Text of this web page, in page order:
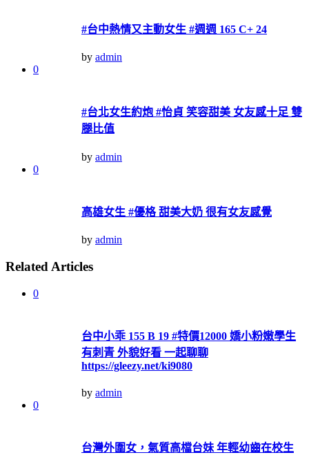
#台中熱情又主動女生 #週週 165 C+ 24
by admin
0
#台北女生約炮 #怡貞 笑容甜美 女友感十足 雙
腿比值
by admin
0
高雄女生 #優格 甜美大奶 很有女友感覺
by admin
Related Articles
0
台中小乖 155 B 19 #特價12000 嬌小粉嫩學生
有刺青 外貌好看 一起聊聊
https://gleezy.net/ki9080
by admin
0
台灣外圍女，氣質高檔台妹 年輕幼齒在校生